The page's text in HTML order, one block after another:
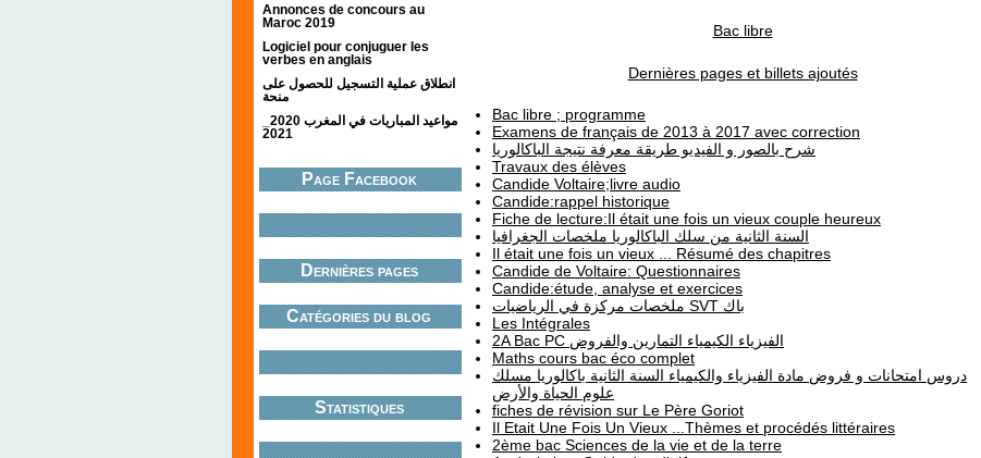
Annonces de concours au
Maroc 2019
Logiciel pour conjuguer les
verbes en anglais
انطلاق عملية التسجيل للحصول على
منحة
2021
Page Facebook
Dernières pages
Catégories du blog
Statistiques
Bac libre
Dernières pages et billets ajoutés
Bac libre ; programme
Examens de français de 2013 à 2017 avec correction
شرح بالصور و الفيديو طريقة معرفة نتيجة الباكالوريا
Travaux des élèves
Candide Voltaire;livre audio
Candide:rappel historique
Fiche de lecture:Il était une fois un vieux couple heureux
السنة الثانية من سلك الباكالوريا ملخصات الجغرافيا
Il était une fois un vieux ... Résumé des chapitres
Candide de Voltaire: Questionnaires
Candide:étude, analyse et exercices
ملخصات مركزة في الرياضيات SVT باك
Les Intégrales
2A Bac PC الفيزياء الكيمياء التمارين والفروض
Maths cours bac éco complet
دروس امتحانات و فروض مادة الفيزياء والكيمياء السنة الثانية باكالوريا مسلك
علوم الحياة والأرض
fiches de révision sur Le Père Goriot
Il Etait Une Fois Un Vieux ...Thèmes et procédés littéraires
2ème bac Sciences de la vie et de la terre